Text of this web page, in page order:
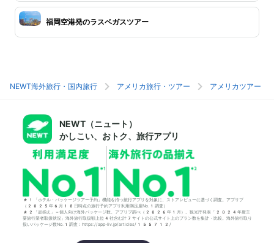
福岡空港発のラスベガスツアー
NEWT海外旅行・国内旅行 アメリカ旅行・ツアー アメリカツアー
NEWT（ニュート）
かしこい、おトク、旅行アプリ
*1「ホテル・パッケージツアー予約」機能を持つ旅行アプリを対象に、ストアレビューに基づく調査。アプリブ
（2025年6月18日時点の旅行予約アプリ利用満足度No.1調査）
*2「品揃え」＝個人向け海外パッケージ数。アプリブ調べ（2026年1月）。観光庁発表「2024年度主
要旅行業者取扱状況」海外旅行取扱額上位4社含む計7サイトの公式サイト上のプラン数を集計・比較。海外旅行取り
扱いパッケージ数No.1調査：https://app-liv.jp/articles/155712/